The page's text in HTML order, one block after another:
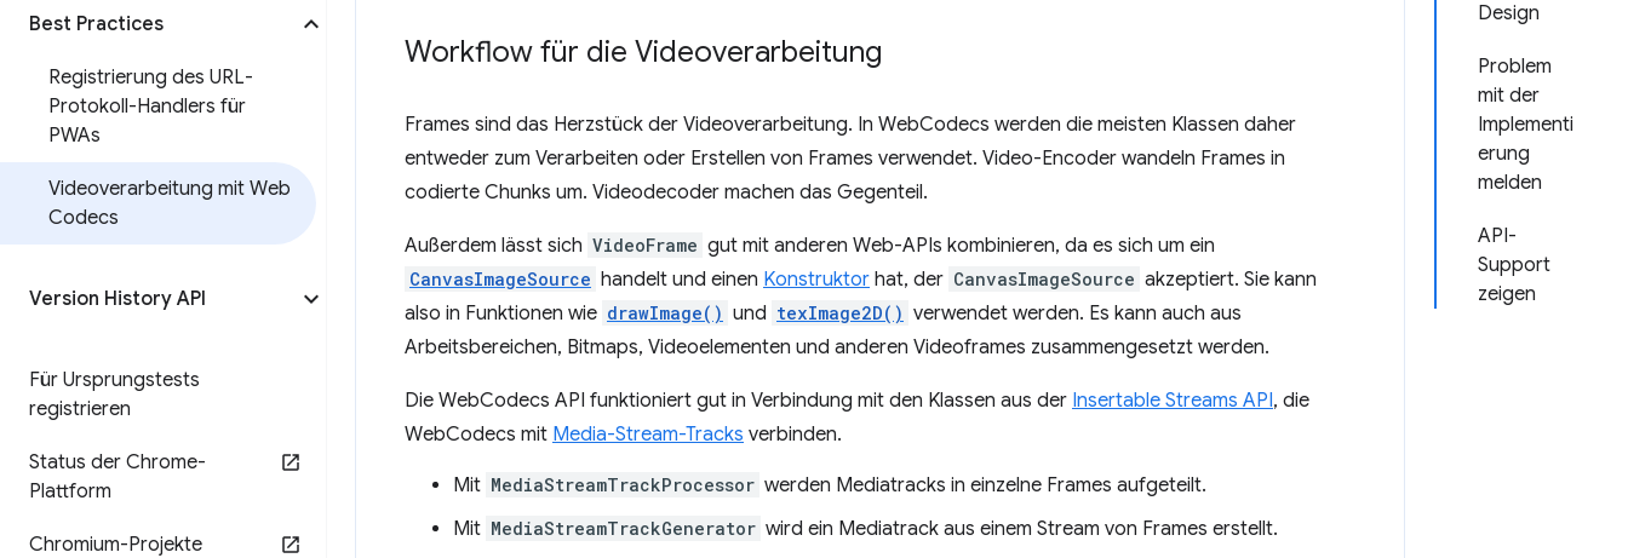
Best Practices
Registrierung des URL-
Protokoll-Handlers für
PWAs
Videoverarbeitung mit Web
Codecs
Version History API
Für Ursprungstests
registrieren
Status der Chrome-
Plattform
Chromium-Projekte
Design
Problem
mit der
Implementi
erung
melden
API-
Support
zeigen
Workflow für die Videoverarbeitung
Frames sind das Herzstück der Videoverarbeitung. In WebCodecs werden die meisten Klassen daher
entweder zum Verarbeiten oder Erstellen von Frames verwendet. Video-Encoder wandeln Frames in
codierte Chunks um. Videodecoder machen das Gegenteil.
Außerdem lässt sich VideoFrame gut mit anderen Web-APIs kombinieren, da es sich um ein
CanvasImageSource handelt und einen Konstruktor hat, der CanvasImageSource akzeptiert. Sie kann
also in Funktionen wie drawImage() und texImage2D() verwendet werden. Es kann auch aus
Arbeitsbereichen, Bitmaps, Videoelementen und anderen Videoframes zusammengesetzt werden.
Die WebCodecs API funktioniert gut in Verbindung mit den Klassen aus der Insertable Streams API, die
WebCodecs mit Media-Stream-Tracks verbinden.
Mit MediaStreamTrackProcessor werden Mediatracks in einzelne Frames aufgeteilt.
Mit MediaStreamTrackGenerator wird ein Mediatrack aus einem Stream von Frames erstellt.